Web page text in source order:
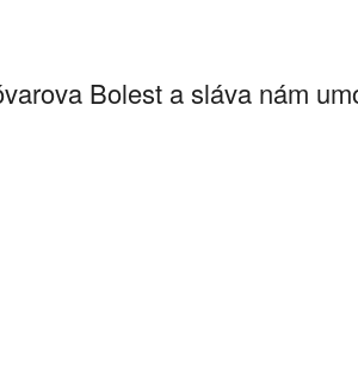
Bolest a sláva nám